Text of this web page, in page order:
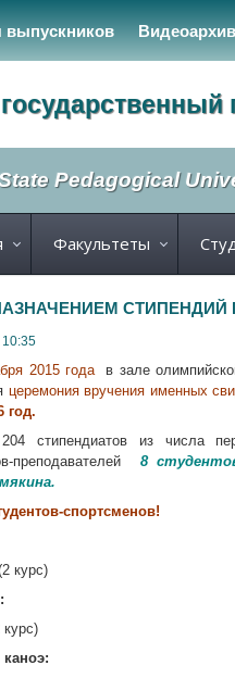
выпускников Видеоархив
Pedagogical
Факультеты
СТИПЕНДИЙ
10:35
2015 года в зале
церемония вручения именных
год.
204 стипендиатов из числа
преподавателей
8
спортсменов!
курс)
каноэ: